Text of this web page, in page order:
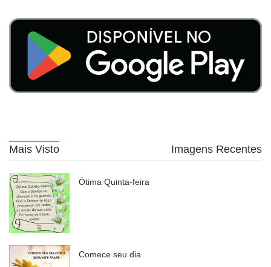
Mais Visto Imagens Recentes
Ótima Quinta-feira
Comece seu dia